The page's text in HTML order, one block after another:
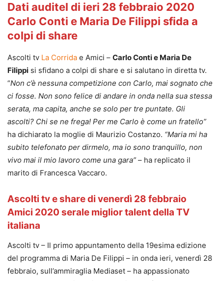
Dati auditel di ieri 28 febbraio 2020
Carlo Conti e Maria De Filippi sfida a
colpi di share
Ascolti tv La Corrida e Amici – Carlo Conti e Maria De
Filippi si sfidano a colpi di share e si salutano in diretta tv.
“Non c’è nessuna competizione con Carlo, mai sognato che
ci fosse. Non sono felice di andare in onda nella sua stessa
serata, ma capita, anche se solo per tre puntate. Gli
ascolti? Chi se ne frega! Per me Carlo è come un fratello”
ha dichiarato la moglie di Maurizio Costanzo. “Maria mi ha
subito telefonato per dirmelo, ma io sono tranquillo, non
vivo mai il mio lavoro come una gara” – ha replicato il
marito di Francesca Vaccaro.
Ascolti tv e share di venerdì 28 febbraio
Amici 2020 serale miglior talent della TV
italiana
Ascolti tv – Il primo appuntamento della 19esima edizione
del programma di Maria De Filippi – in onda ieri, venerdì 28
febbraio, sull’ammiraglia Mediaset – ha appassionato